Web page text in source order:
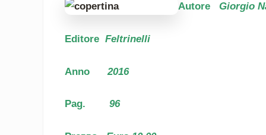
AutoreGiorgio
EditoreFeltrinelli
Anno2016
Pag.96